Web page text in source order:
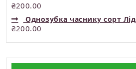
5
₴200.00
Однозубка часнику сорт
₴200.00